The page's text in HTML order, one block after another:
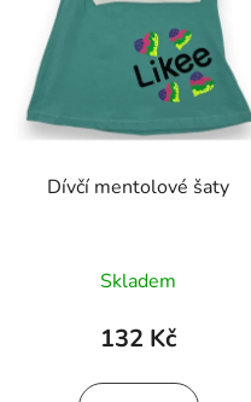
Dívčí mentolové šaty
Skladem
132 Kč